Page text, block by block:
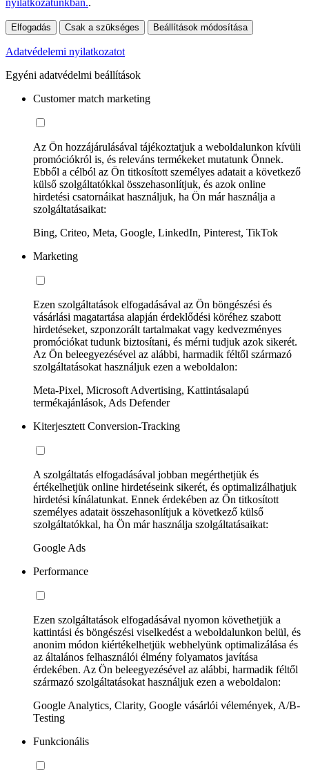
Elfogadás Csak a szükséges Beállítások módosítása
Adatvédelemi nyilatkozatot
Egyéni adatvédelmi beállítások
Customer match marketing
Az Ön hozzájárulásával tájékoztatjuk a weboldalunkon kívüli
promóciókról is, és releváns termékeket mutatunk Önnek.
Ebből a célból az Ön titkosított személyes adatait a következő
külső szolgáltatókkal összehasonlítjuk, és azok online
hirdetési csatornáikat használjuk, ha Ön már használja a
szolgáltatásaikat:
Bing, Criteo, Meta, Google, LinkedIn, Pinterest, TikTok
Marketing
Ezen szolgáltatások elfogadásával az Ön böngészési és
vásárlási magatartása alapján érdeklődési köréhez szabott
hirdetéseket, szponzorált tartalmakat vagy kedvezményes
promóciókat tudunk biztosítani, és mérni tudjuk azok sikerét.
Az Ön beleegyezésével az alábbi, harmadik féltől származó
szolgáltatásokat használjuk ezen a weboldalon:
Meta-Pixel, Microsoft Advertising, Kattintásalapú
termékajánlások, Ads Defender
Kiterjesztett Conversion-Tracking
A szolgáltatás elfogadásával jobban megérthetjük és
értékelhetjük online hirdetéseink sikerét, és optimalizálhatjuk
hirdetési kínálatunkat. Ennek érdekében az Ön titkosított
személyes adatait összehasonlítjuk a következő külső
szolgáltatókkal, ha Ön már használja szolgáltatásaikat:
Google Ads
Performance
Ezen szolgáltatások elfogadásával nyomon követhetjük a
kattintási és böngészési viselkedést a weboldalunkon belül, és
anonim módon kiértékelhetjük webhelyünk optimalizálása és
az általános felhasználói élmény folyamatos javítása
érdekében. Az Ön beleegyezésével az alábbi, harmadik féltől
származó szolgáltatásokat használjuk ezen a weboldalon:
Google Analytics, Clarity, Google vásárlói vélemények, A/B-
Testing
Funkcionális